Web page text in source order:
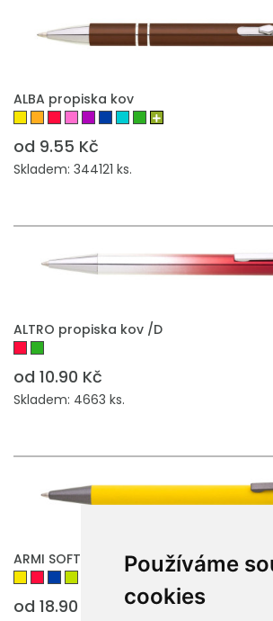
Používáme
cookies
ALBA propiska kov
od 9.55 Kč
Skladem: 344121 ks.
ALTRO propiska kov /D
od 10.90 Kč
Skladem: 4663 ks.
ARMI SOFT propiska kov
od 18.90 Kč